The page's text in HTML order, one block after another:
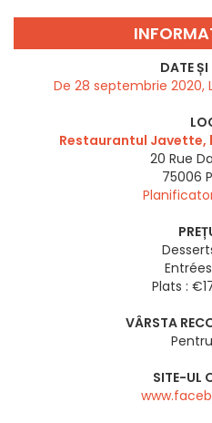
DATE ȘI
De 28 septembrie 2020,
Restaurantul Javette,
20 Rue
75006
Plats :
VÂRSTA
SITE-UL